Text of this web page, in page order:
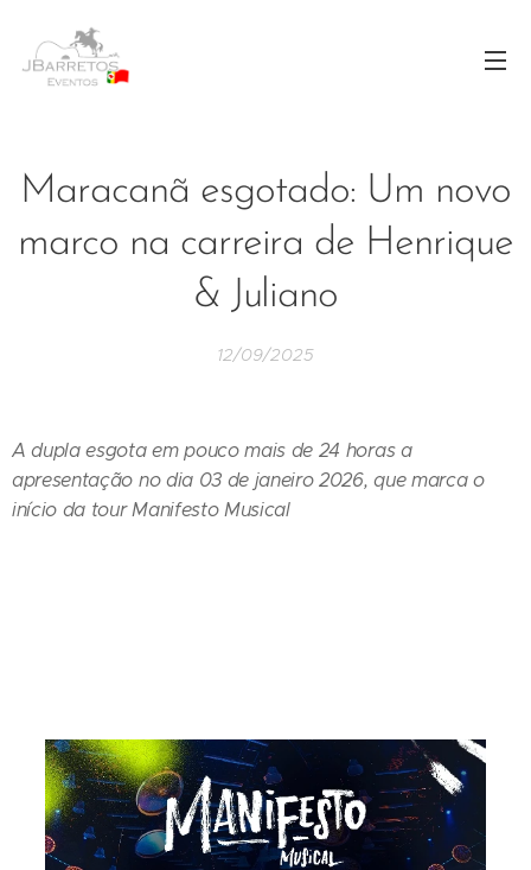
Maracanã esgotado: Um novo
marco na carreira de Henrique
& Juliano
12/09/2025
A dupla esgota em pouco mais de 24 horas a
apresentação no dia 03 de janeiro 2026, que marca o
início da tour Manifesto Musical